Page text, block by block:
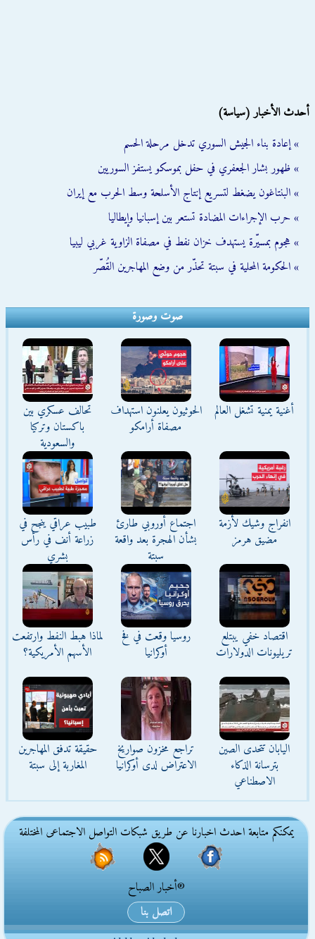
أحدث الأخبار (سياسة)
» إعادة بناء الجيش السوري تدخل مرحلة الحسم
» ظهور بشار الجعفري في حفل بموسكو يستفز السوريين
» البنتاغون يضغط لتسريع إنتاج الأسلحة وسط الحرب مع إيران
» حرب الإجراءات المضادة تستعر بين إسبانيا وإيطاليا
» هجوم بمسيّرة يستهدف خزان نفط في مصفاة الزاوية غربي ليبيا
» الحكومة المحلية في سبتة تحذّر من وضع المهاجرين القُصّر
صوت وصورة
أغنية يمنية تشغل العالم
الحوثيون يعلنون استهداف
مصفاة أرامكو
تحالف عسكري بين
باكستان وتركيا
والسعودية
انفراج وشيك لأزمة
مضيق هرمز
اجتماع أوروبي طارئ
بشأن الهجرة بعد واقعة
سبتة
طبيب عراقي ينجح في
زراعة أنف في رأس
بشري
اقتصاد خفي يبتلع
تريليونات الدولارات
روسيا وقعت في فخ
أوكرانيا
لماذا هبط النفط وارتفعت
الأسهم الأمريكية؟
اليابان تتحدى الصين
بترسانة الذكاء
الاصطناعي
تراجع مخزون صواريخ
الاعتراض لدى أوكرانيا
حقيقة تدفق المهاجرين
المغاربة إلى سبتة
يمكنكم متابعة احدث اخبارنا عن طريق شبكات التواصل الاجتماعى المختلفة
®أخبار الصباح
اتصل بنا